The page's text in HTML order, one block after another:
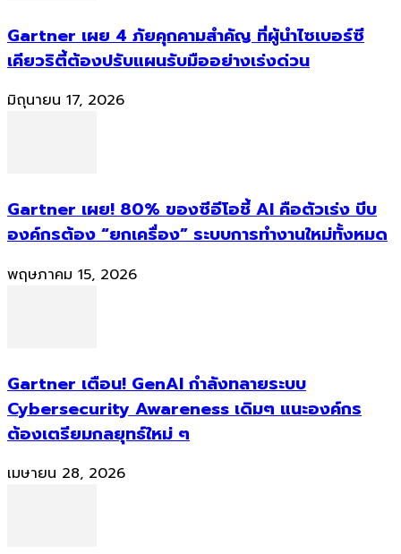
Gartner เผย 4 ภัยคุกคามสำคัญ ที่ผู้นำไซเบอร์ซี
เคียวริตี้ต้องปรับแผนรับมืออย่างเร่งด่วน
มิถุนายน 17, 2026
Gartner เผย! 80% ของซีอีโอชี้ AI คือตัวเร่ง บีบ
องค์กรต้อง “ยกเครื่อง” ระบบการทำงานใหม่ทั้งหมด
พฤษภาคม 15, 2026
Gartner เตือน! GenAI กำลังทลายระบบ
Cybersecurity Awareness เดิมๆ แนะองค์กร
ต้องเตรียมกลยุทธ์ใหม่ ๆ
เมษายน 28, 2026